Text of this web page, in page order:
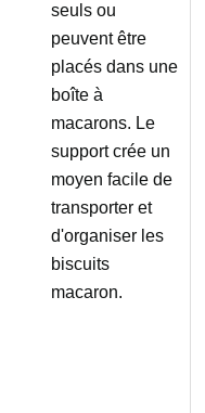
seuls ou
peuvent être
placés dans une
boîte à
macarons. Le
support crée un
moyen facile de
transporter et
d'organiser les
biscuits
macaron.